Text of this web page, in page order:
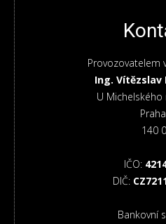
Provozovatelem
Ing. Vítězslav
U Michelského
140
IČO:
DIČ:
Bankovní